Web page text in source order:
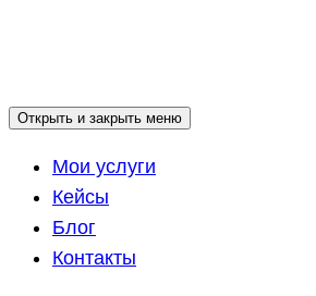
Открыть и закрыть меню
Мои услуги
Кейсы
Блог
Контакты